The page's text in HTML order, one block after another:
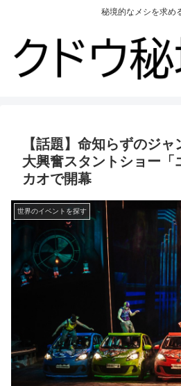
秘境的なメシを求め
【話題】命知らずのジャ
大興奮スタントショー「
カオで開幕
世界のイベントを探す